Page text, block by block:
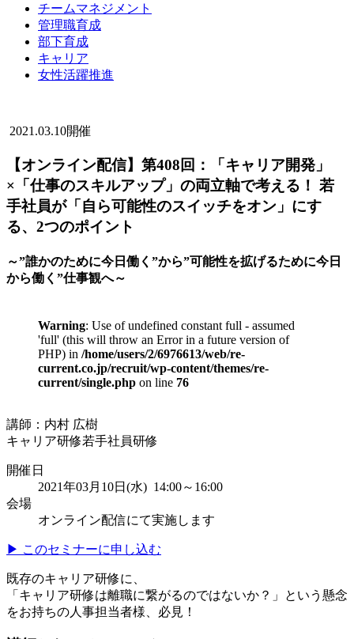
チームマネジメント
管理職育成
部下育成
キャリア
女性活躍推進
2021.03.10開催
【オンライン配信】第408回：「キャリア開発」
×「仕事のスキルアップ」の両立軸で考える！ 若
手社員が「自ら可能性のスイッチをオン」にす
る、2つのポイント
～”誰かのために今日働く”から”可能性を拡げるために今日
から働く”仕事観へ～
Warning: Use of undefined constant full - assumed
'full' (this will throw an Error in a future version of
PHP) in /home/users/2/6976613/web/re-
current.co.jp/recruit/wp-content/themes/re-
current/single.php on line 76
講師：内村 広樹
キャリア研修若手社員研修
開催日
2021年03月10日(水) 14:00～16:00
会場
オンライン配信にて実施します
▶ このセミナーに申し込む
既存のキャリア研修に、
「キャリア研修は離職に繋がるのではないか？」という懸念
をお持ちの人事担当者様、必見！